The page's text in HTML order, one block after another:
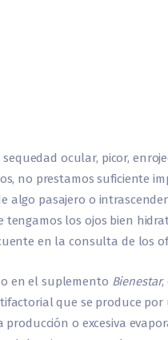
ocular, picor,
no prestamos suficiente
algo pasajero o
los ojos bien
en la consulta de los
en el suplemento Bienestar,
que se produce por
o excesiva